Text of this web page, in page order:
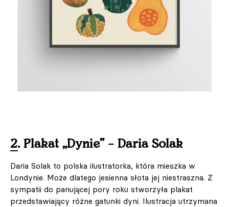
2. Plakat „Dynie” – Daria Solak
Daria Solak to polska ilustratorka, która mieszka w
Londynie. Może dlatego jesienna słota jej niestraszna. Z
sympatii do panującej pory roku stworzyła plakat
przedstawiający różne gatunki dyni. Ilustracja utrzymana